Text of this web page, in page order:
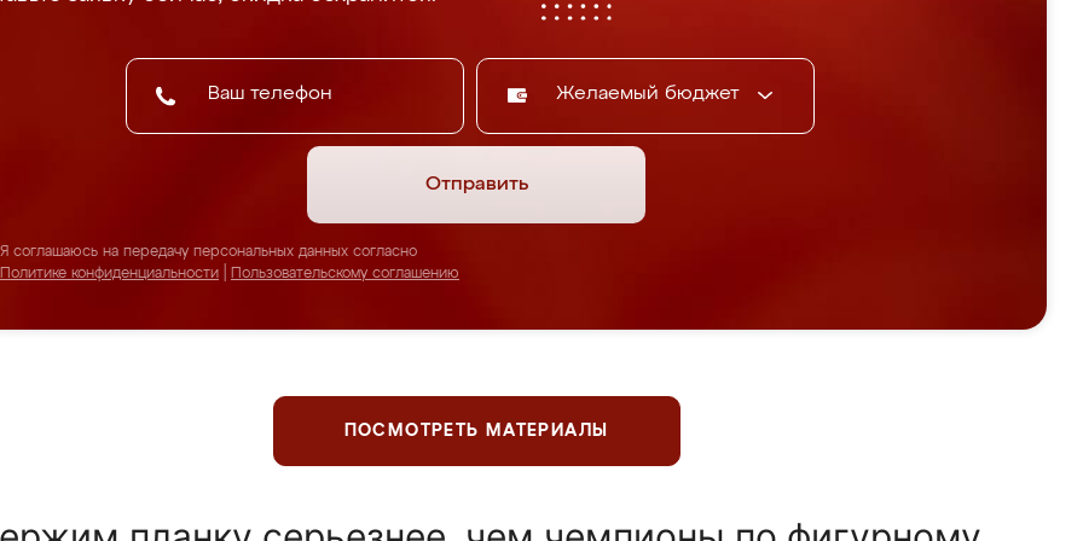
Желаемый бюджет
Отправить
Я соглашаюсь на передачу персональных данных согласно
Политике конфиденциальности
Пользовательскому соглашению
ПОСМОТРЕТЬ МАТЕРИАЛЫ